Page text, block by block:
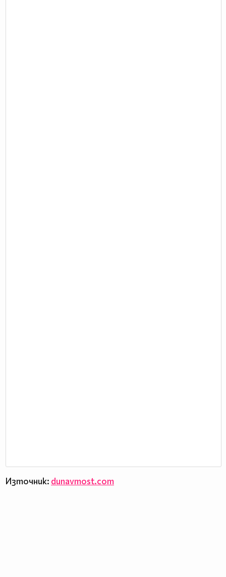
Източник: dunavmost.com